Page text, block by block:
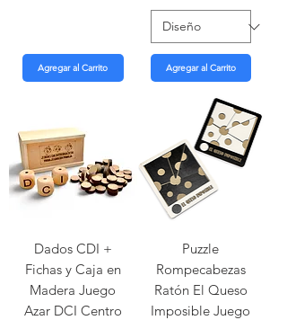
Agregar al Carrito Agregar al Carrito
Dados CDI +
Fichas y Caja en
Madera Juego
Azar DCI Centro
Puzzle
Rompecabezas
Ratón El Queso
Imposible Juego